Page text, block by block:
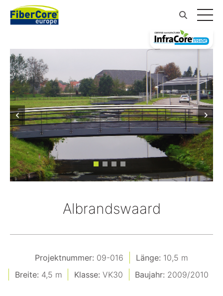
Albrandswaard
Projektnummer: 09-016 Länge: 10,5 m
Breite: 4,5 m Klasse: VK30 Baujahr: 2009/2010